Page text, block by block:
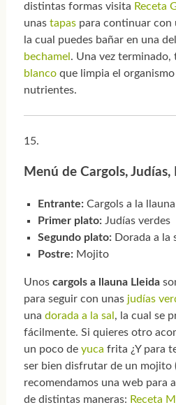
distintas formas visita Receta
unas tapaspara continuar con
la cual puedes bañar en una
bechamel . Una vez
blancoque limpia el
nutrientes.
Menú de Cargols,
Entrante: Cargols a la
Primer plato: Judías verdes
Segundo plato: Dorada a la
Postre: Mojito
Unos cargols a llauna Lleida
para seguir con unas judías
una dorada a la sal, la cual se
fácilmente. Si quieres otro
un poco de yuca frita ¿Y para
ser bien disfrutar de un mojito
recomendamos una web para
de distintas maneras: Receta